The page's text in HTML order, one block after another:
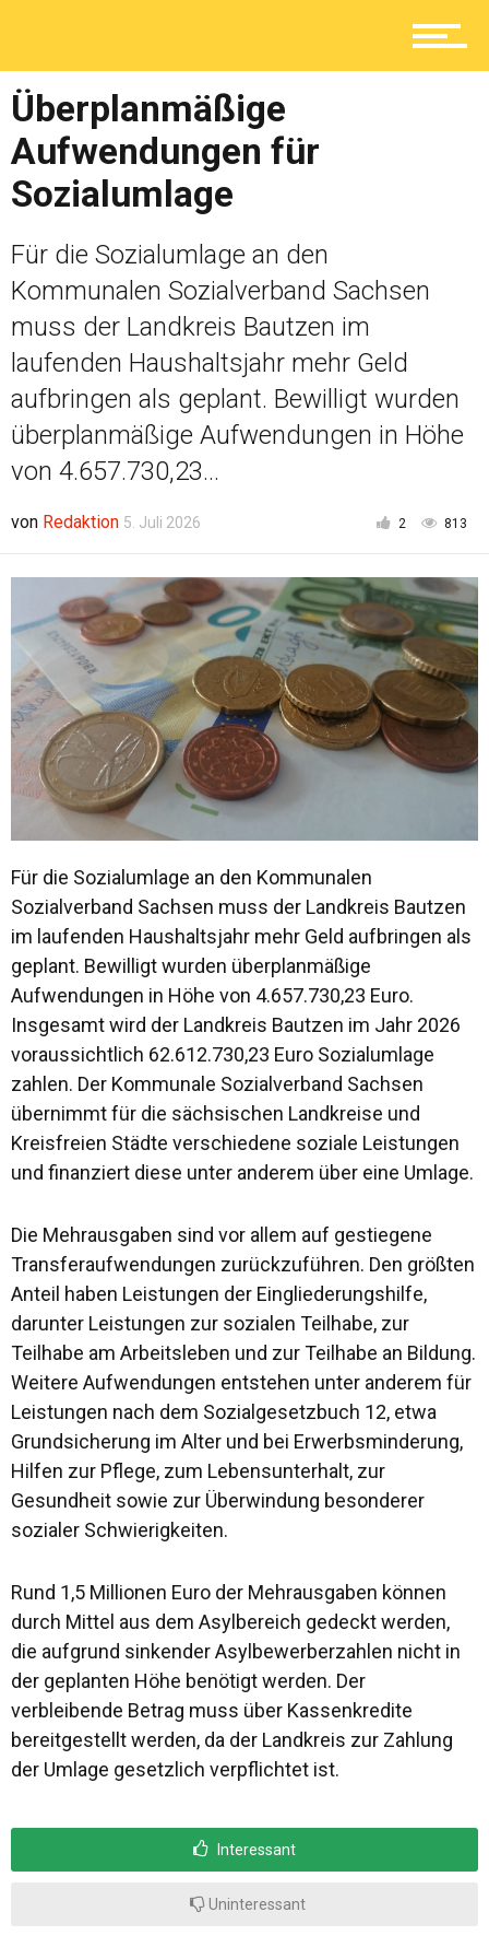
Ratgeber
Service
Kolumne
Shop
Überplanmäßige
Aufwendungen für
Sozialumlage
Für die Sozialumlage an den
Kommunalen Sozialverband Sachsen
muss der Landkreis Bautzen im
laufenden Haushaltsjahr mehr Geld
aufbringen als geplant. Bewilligt wurden
überplanmäßige Aufwendungen in Höhe
von 4.657.730,23...
von Redaktion 5. Juli 2026 2 813
Für die Sozialumlage an den Kommunalen
Sozialverband Sachsen muss der Landkreis Bautzen
im laufenden Haushaltsjahr mehr Geld aufbringen als
geplant. Bewilligt wurden überplanmäßige
Aufwendungen in Höhe von 4.657.730,23 Euro.
Insgesamt wird der Landkreis Bautzen im Jahr 2026
voraussichtlich 62.612.730,23 Euro Sozialumlage
zahlen. Der Kommunale Sozialverband Sachsen
übernimmt für die sächsischen Landkreise und
Kreisfreien Städte verschiedene soziale Leistungen
und finanziert diese unter anderem über eine Umlage.
Die Mehrausgaben sind vor allem auf gestiegene
Transferaufwendungen zurückzuführen. Den größten
Anteil haben Leistungen der Eingliederungshilfe,
darunter Leistungen zur sozialen Teilhabe, zur
Teilhabe am Arbeitsleben und zur Teilhabe an Bildung.
Weitere Aufwendungen entstehen unter anderem für
Leistungen nach dem Sozialgesetzbuch 12, etwa
Grundsicherung im Alter und bei Erwerbsminderung,
Hilfen zur Pflege, zum Lebensunterhalt, zur
Gesundheit sowie zur Überwindung besonderer
sozialer Schwierigkeiten.
Rund 1,5 Millionen Euro der Mehrausgaben können
durch Mittel aus dem Asylbereich gedeckt werden,
die aufgrund sinkender Asylbewerberzahlen nicht in
der geplanten Höhe benötigt werden. Der
verbleibende Betrag muss über Kassenkredite
bereitgestellt werden, da der Landkreis zur Zahlung
der Umlage gesetzlich verpflichtet ist.
Interessant
Uninteressant